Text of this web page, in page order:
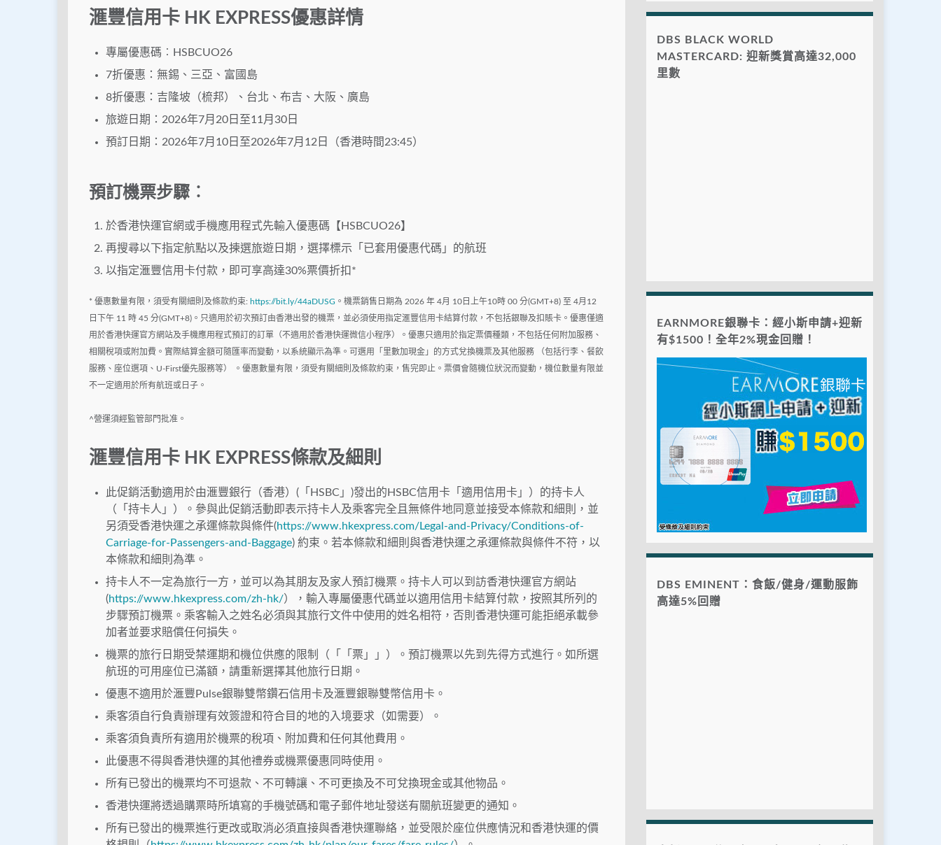
滙豐信用卡 HK EXPRESS優惠詳情
專屬優惠碼︰HSBCUO26
7折優惠 ：無錫、三亞、富國島
8折優惠 ：吉隆坡（梳邦）、台北、布吉、大阪、廣島
旅遊日期：2026年7月20日至11月30日
預訂日期：2026年7月10日至2026年7月12日（香港時間23:45）
預訂機票步驟︰
於香港快運官網或手機應用程式先輸入優惠碼【HSBCUO26】
再搜尋以下指定航點以及揀選旅遊日期，選擇標示「已套用優惠代碼」的航班
以指定滙豐信用卡付款，即可享高達30%票價折扣*
* 優惠數量有限，須受有關細則及條款約束: https://bit.ly/44aDUSG 。機票銷售日期為 2026 年 4月 10日上午10時 00 分(GMT+8) 至 4月12
日下午 11 時 45 分(GMT+8)。只適用於初次預訂由香港出發的機票，並必須使用指定滙豐信用卡結算付款，不包括銀聯及扣賬卡。優惠僅適
用於香港快運官方網站及手機應用程式預訂的訂單（不適用於香港快運微信小程序）。優惠只適用於指定票價種類，不包括任何附加服務、
相關稅項或附加費。實際結算金額可隨匯率而變動，以系統顯示為準。可選用「里數加現金」的方式兌換機票及其他服務 （包括行李、餐飲
服務、座位選項、U-First優先服務等） 。優惠數量有限，須受有關細則及條款約束，售完即止。票價會隨機位狀況而變動，機位數量有限並
不一定適用於所有航班或日子。
^營運須經監管部門批准。
滙豐信用卡 HK EXPRESS條款及細則
此促銷活動適用於由滙豐銀行（香港）(「HSBC」)發出的HSBC信用卡「適用信用卡」）的持卡人
（「持卡人」）。參與此促銷活動即表示持卡人及乘客完全且無條件地同意並接受本條款和細則，並
另須受香港快運之承運條款與條件(https://www.hkexpress.com/Legal-and-Privacy/Conditions-of-
Carriage-for-Passengers-and-Baggage) 約束。若本條款和細則與香港快運之承運條款與條件不符，以
本條款和細則為準。
持卡人不一定為旅行一方，並可以為其朋友及家人預訂機票。持卡人可以到訪香港快運官方網站
(https://www.hkexpress.com/zh-hk/），輸入專屬優惠代碼並以適用信用卡結算付款，按照其所列的
步驟預訂機票。乘客輸入之姓名必須與其旅行文件中使用的姓名相符，否則香港快運可能拒絕承載參
加者並要求賠償任何損失。
機票的旅行日期受禁運期和機位供應的限制（「「票」」）。預訂機票以先到先得方式進行。如所選
航班的可用座位已滿額，請重新選擇其他旅行日期。
優惠不適用於滙豐Pulse銀聯雙幣鑽石信用卡及滙豐銀聯雙幣信用卡。
乘客須自行負責辦理有效簽證和符合目的地的入境要求（如需要）。
乘客須負責所有適用於機票的稅項、附加費和任何其他費用。
此優惠不得與香港快運的其他禮券或機票優惠同時使用。
所有已發出的機票均不可退款、不可轉讓、不可更換及不可兌換現金或其他物品。
香港快運將透過購票時所填寫的手機號碼和電子郵件地址發送有關航班變更的通知。
所有已發出的機票進行更改或取消必須直接與香港快運聯絡，並受限於座位供應情況和香港快運的價
DBS BLACK WORLD
MASTERCARD: 迎新獎賞高達32,000
里數
EARNMORE銀聯卡：經小斯申請+迎新
有$1500！全年2%現金回贈！
DBS EMINENT：食飯/健身/運動服飾
高達5%回贈